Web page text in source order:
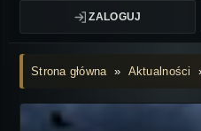
ZALOGUJ
Strona główna» Aktualności